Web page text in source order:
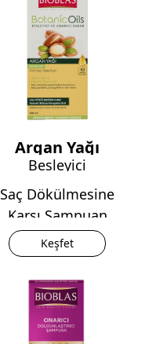
Argan Yağı
Besleyici
Saç Dökülmesine
Karşı Şampuan
Keşfet